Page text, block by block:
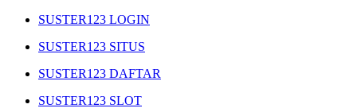
SUSTER123 LOGIN
SUSTER123 SITUS
SUSTER123 DAFTAR
SUSTER123 SLOT